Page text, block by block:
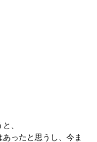
、
ったと思うし、今ま